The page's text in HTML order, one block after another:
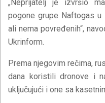
„Neprijatelj je izvršio
pogone grupe Naftogas
ali nema povređenih“,
Ukrinform.
Prema njegovim rečima,
dana koristili dronove i
uključujući i one sa